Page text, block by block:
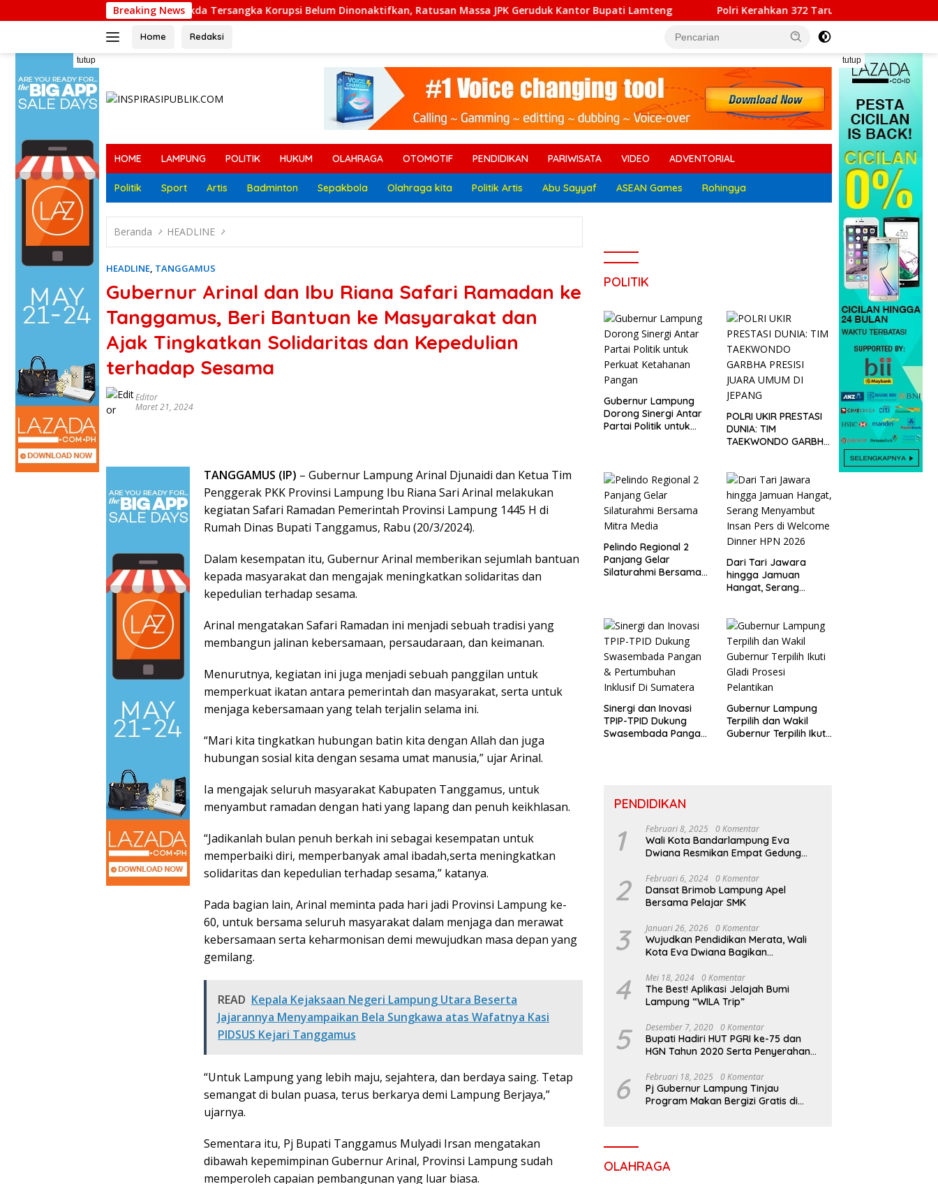
ke
Breaking News
Sekda Tersangka Korupsi Belum Dinonaktifkan, Ratusan Massa JPK Geruduk Kantor Bupati Lamteng Polri Kerahkan 372 Taruna Akpol Dampingi Siswa di 73
Home Redaksi
tutup tutup
HOME LAMPUNG POLITIK HUKUM OLAHRAGA OTOMOTIF PENDIDIKAN PARIWISATA VIDEO ADVENTORIAL
Politik Sport Artis Badminton Sepakbola Olahraga kita Politik Artis Abu Sayyaf ASEAN Games Rohingya
Beranda HEADLINE
HEADLINE, TANGGAMUS
Gubernur Arinal dan Ibu Riana Safari Ramadan ke
Tanggamus, Beri Bantuan ke Masyarakat dan
Ajak Tingkatkan Solidaritas dan Kepedulian
terhadap Sesama
Editor
Maret 21, 2024
TANGGAMUS (IP) – Gubernur Lampung Arinal Djunaidi dan Ketua Tim
Penggerak PKK Provinsi Lampung Ibu Riana Sari Arinal melakukan
kegiatan Safari Ramadan Pemerintah Provinsi Lampung 1445 H di
Rumah Dinas Bupati Tanggamus, Rabu (20/3/2024).
Dalam kesempatan itu, Gubernur Arinal memberikan sejumlah bantuan
kepada masyarakat dan mengajak meningkatkan solidaritas dan
kepedulian terhadap sesama.
Arinal mengatakan Safari Ramadan ini menjadi sebuah tradisi yang
membangun jalinan kebersamaan, persaudaraan, dan keimanan.
Menurutnya, kegiatan ini juga menjadi sebuah panggilan untuk
memperkuat ikatan antara pemerintah dan masyarakat, serta untuk
menjaga kebersamaan yang telah terjalin selama ini.
“Mari kita tingkatkan hubungan batin kita dengan Allah dan juga
hubungan sosial kita dengan sesama umat manusia,” ujar Arinal.
Ia mengajak seluruh masyarakat Kabupaten Tanggamus, untuk
menyambut ramadan dengan hati yang lapang dan penuh keikhlasan.
“Jadikanlah bulan penuh berkah ini sebagai kesempatan untuk
memperbaiki diri, memperbanyak amal ibadah,serta meningkatkan
solidaritas dan kepedulian terhadap sesama,” katanya.
Pada bagian lain, Arinal meminta pada hari jadi Provinsi Lampung ke-
60, untuk bersama seluruh masyarakat dalam menjaga dan merawat
kebersamaan serta keharmonisan demi mewujudkan masa depan yang
gemilang.
READ Kepala Kejaksaan Negeri Lampung Utara Beserta
Jajarannya Menyampaikan Bela Sungkawa atas Wafatnya Kasi
PIDSUS Kejari Tanggamus
“Untuk Lampung yang lebih maju, sejahtera, dan berdaya saing. Tetap
semangat di bulan puasa, terus berkarya demi Lampung Berjaya,”
ujarnya.
Sementara itu, Pj Bupati Tanggamus Mulyadi Irsan mengatakan
dibawah kepemimpinan Gubernur Arinal, Provinsi Lampung sudah
memperoleh capaian pembangunan yang luar biasa.
POLITIK
Gubernur Lampung
Dorong Sinergi Antar
Partai Politik untuk
POLRI UKIR PRESTASI
DUNIA: TIM
TAEKWONDO GARBHA
Pelindo Regional 2
Panjang Gelar
Silaturahmi Bersama
Dari Tari Jawara
hingga Jamuan
Hangat, Serang
HPN 2026
Sinergi dan Inovasi
TPIP-TPID Dukung
Swasembada Pangan
Gubernur Lampung
Terpilih dan Wakil
Gubernur Terpilih Ikuti
PENDIDIKAN
1 Februari 8, 2025 0 Komentar
Wali Kota Bandarlampung Eva
Dwiana Resmikan Empat Gedung
2 Februari 6, 2024 0 Komentar
Dansat Brimob Lampung Apel
Bersama Pelajar SMK
3 Januari 26, 2026 0 Komentar
Wujudkan Pendidikan Merata, Wali
Kota Eva Dwiana Bagikan
Siswa SD dan SMP
4 Mei 18, 2024 0 Komentar
The Best! Aplikasi Jelajah Bumi
Lampung “WILA Trip”
5 Desember 7, 2020 0 Komentar
Bupati Hadiri HUT PGRI ke-75 dan
HGN Tahun 2020 Serta Penyerahan
6 Februari 18, 2025 0 Komentar
Pj Gubernur Lampung Tinjau
Program Makan Bergizi Gratis di
OLAHRAGA